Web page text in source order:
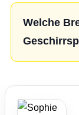
Welche